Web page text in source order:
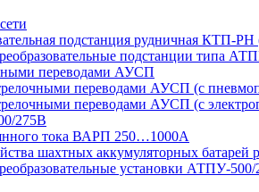
подстанция рудничная КТП-
подстанции типа
переводами АУСП
переводами АУСП (с
переводами АУСП (с
275В
тока ВАРП 250…1000А
шахтных аккумуляторных
установки АТПУ-